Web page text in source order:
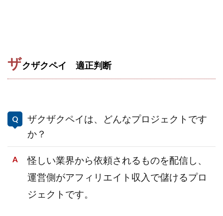
ザクザクペイ 適正判断
ザクザクペイは、どんなプロジェクトです
か？
怪しい業界から依頼されるものを配信し、
運営側がアフィリエイト収入で儲けるプロ
ジェクトです。